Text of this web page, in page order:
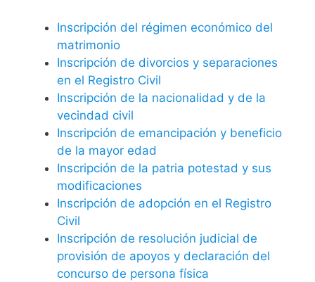
Inscripción del régimen económico del
matrimonio
Inscripción de divorcios y separaciones
en el Registro Civil
Inscripción de la nacionalidad y de la
vecindad civil
Inscripción de emancipación y beneficio
de la mayor edad
Inscripción de la patria potestad y sus
modificaciones
Inscripción de adopción en el Registro
Civil
Inscripción de resolución judicial de
provisión de apoyos y declaración del
concurso de persona física